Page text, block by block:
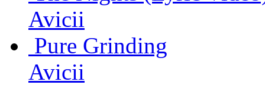
Avicii
Pure Grinding
Avicii